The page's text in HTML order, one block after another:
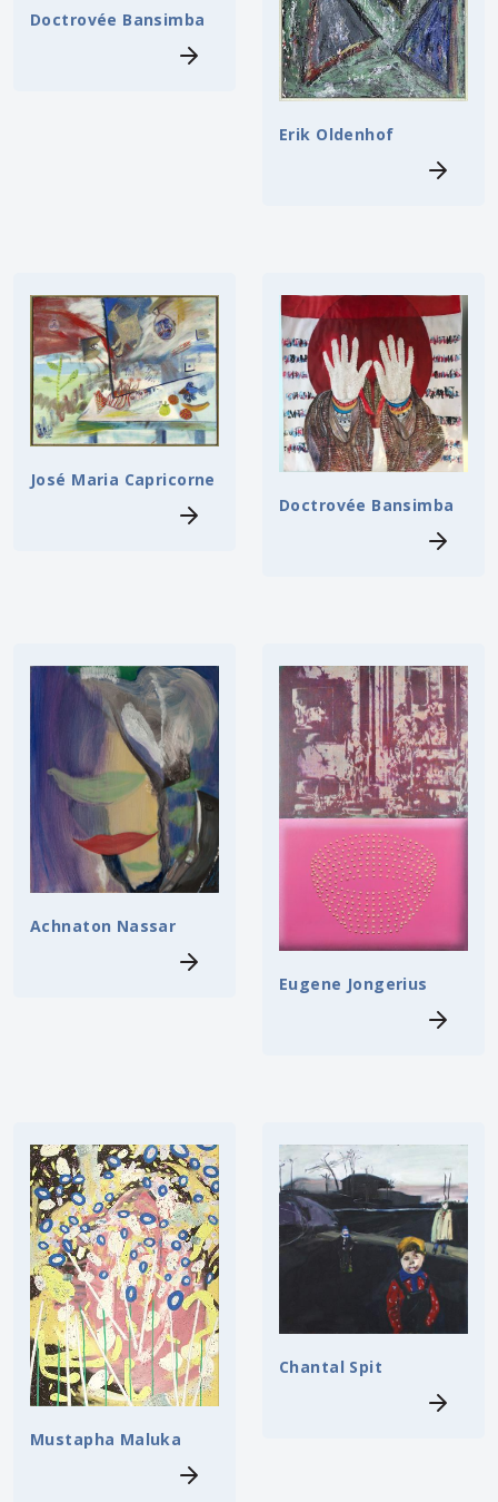
Doctrovée Bansimba
Erik Oldenhof
José Maria Capricorne
Doctrovée Bansimba
Achnaton Nassar
Eugene Jongerius
Mustapha Maluka
Chantal Spit